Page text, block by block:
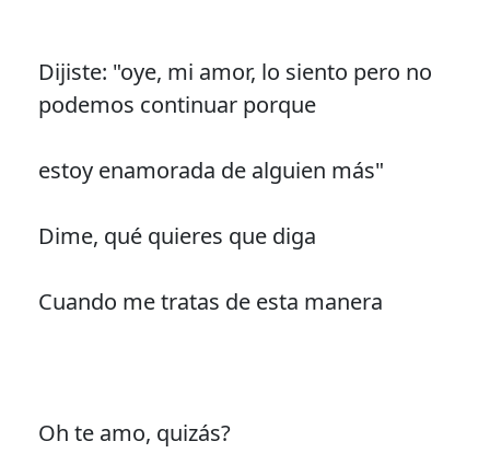
Dijiste: "oye, mi amor, lo siento pero no
podemos continuar porque
estoy enamorada de alguien más"
Dime, qué quieres que diga
Cuando me tratas de esta manera
Oh te amo, quizás?